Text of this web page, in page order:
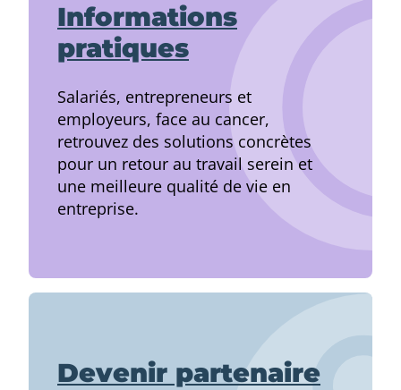
Informations
pratiques
Salariés, entrepreneurs et
employeurs, face au cancer,
retrouvez des solutions concrètes
pour un retour au travail serein et
une meilleure qualité de vie en
entreprise.
Devenir partenaire